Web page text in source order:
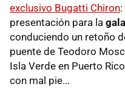
exclusivo Bugatti Chiron
presentación para la
conduciendo un retoño
puente de Teodoro
Isla Verde en Puerto
con mal pie...